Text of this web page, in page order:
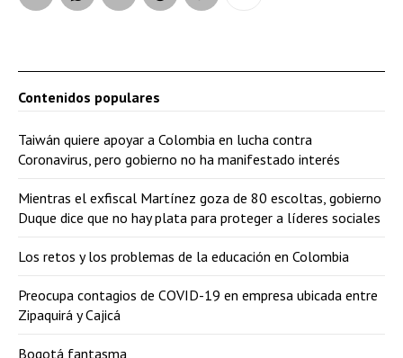
Contenidos populares
Taiwán quiere apoyar a Colombia en lucha contra
Coronavirus, pero gobierno no ha manifestado interés
Mientras el exfiscal Martínez goza de 80 escoltas, gobierno
Duque dice que no hay plata para proteger a líderes sociales
Los retos y los problemas de la educación en Colombia
Preocupa contagios de COVID-19 en empresa ubicada entre
Zipaquirá y Cajicá
Bogotá fantasma